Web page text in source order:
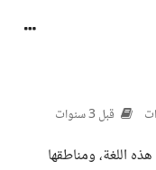
قبل 3 سنوات
اللغة، ومناطقها